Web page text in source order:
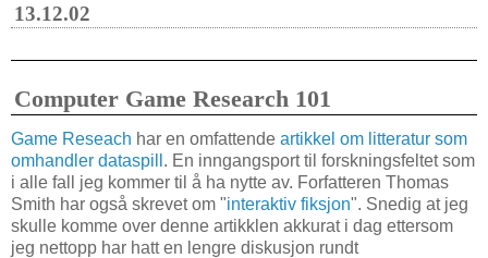
13.12.02
Computer Game Research 101
Game Reseach har en omfattende artikkel om litteratur som
omhandler dataspill . En inngangsport til forskningsfeltet som
i alle fall jeg kommer til å ha nytte av. Forfatteren Thomas
Smith har også skrevet om "interaktiv fiksjon". Snedig at jeg
skulle komme over denne artikklen akkurat i dag ettersom
jeg nettopp har hatt en lengre diskusjon rundt